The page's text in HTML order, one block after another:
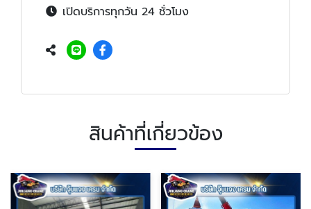
เปิดบริการทุกวัน 24 ชั่วโมง
สินค้าที่เกี่ยวข้อง